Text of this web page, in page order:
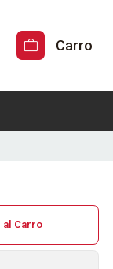
Carro
al Carro